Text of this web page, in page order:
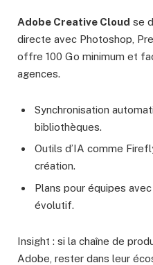
Adobe Creative Cloud se
directe avec Photoshop,
offre 100 Go minimum et
agences.
Synchronisation
bibliothèques.
Outils d’IA comme
création.
Plans pour équipes
évolutif.
Insight : si la chaîne de
Adobe, rester dans leur